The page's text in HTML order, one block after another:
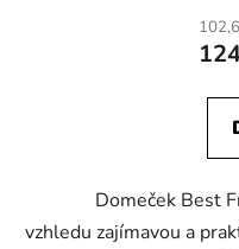
Domeček Best
vzhledu zajímavou a